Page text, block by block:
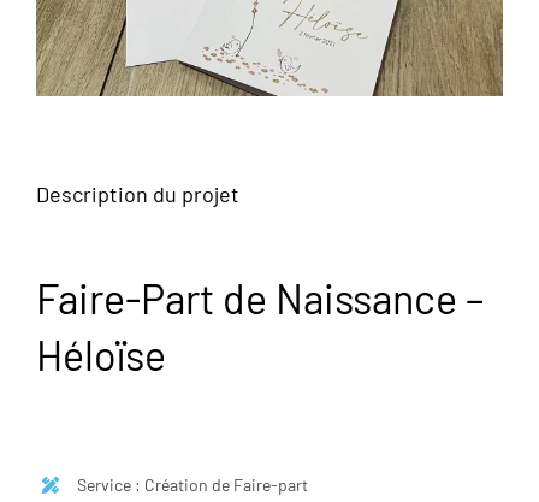
Description du projet
Faire-Part de Naissance –
Héloïse
Service : Création de Faire-part